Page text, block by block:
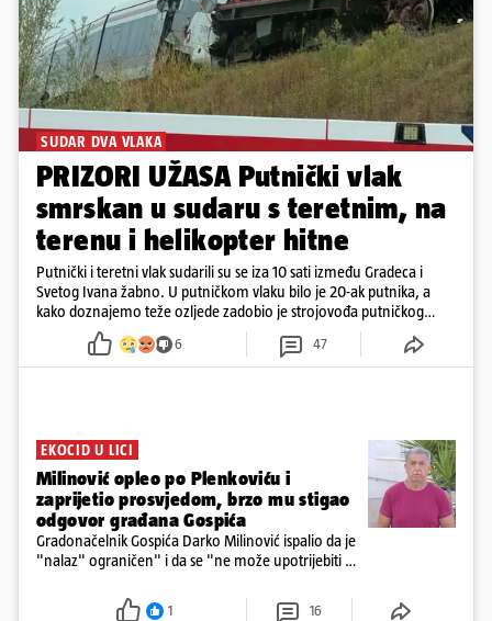
SUDAR DVA VLAKA
PRIZORI UŽASA Putnički vlak
smrskan u sudaru s teretnim, na
terenu i helikopter hitne
Putnički i teretni vlak sudarili su se iza 10 sati između Gradeca i
Svetog Ivana žabno. U putničkom vlaku bilo je 20-ak putnika, a
kako doznajemo teže ozljede zadobio je strojovođa putničkog
vlaka. Zatvoren je promet, a fotoreporteri Prigorskog objavili su
prve snimke s mjesta sudara
6 47
EKOCID U LICI
Milinović opleo po Plenkoviću i
zaprijetio prosvjedom, brzo mu stigao
odgovor građana Gospića
Gradonačelnik Gospića Darko Milinović ispalio da je
"nalaz" ograničen" i da se "ne može upotrijebiti za
ga je naručio Uskok i da je dio spisa
1 16